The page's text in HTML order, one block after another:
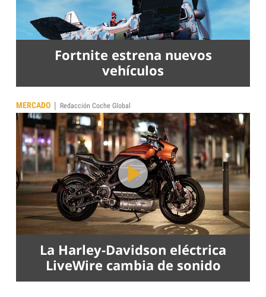
Fortnite estrena nuevos
vehículos
MERCADO | Redacción Coche Global
La Harley-Davidson eléctrica
LiveWire cambia de sonido